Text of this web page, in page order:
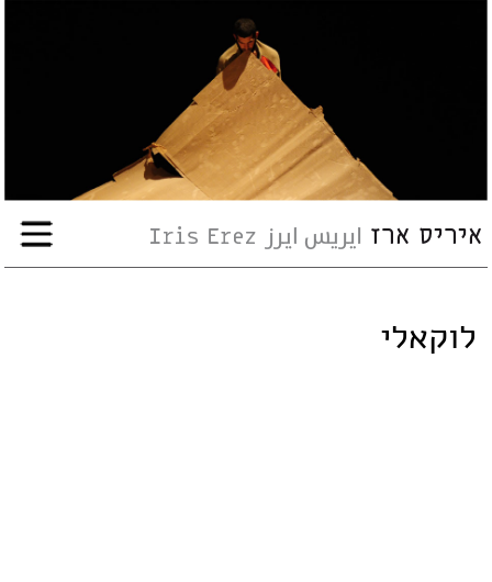
אודות
שיתופי-פעולה
ארועים
לוקאלי